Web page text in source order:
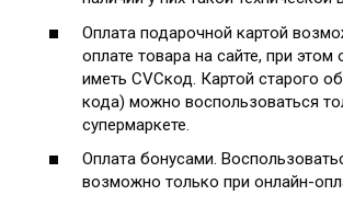
Оплата подарочной картой
оплате товара на сайте, при
иметь CVCкод. Картой старого
кода) можно воспользоваться
супермаркете.
Оплата бонусами.
возможно только при онлайн-